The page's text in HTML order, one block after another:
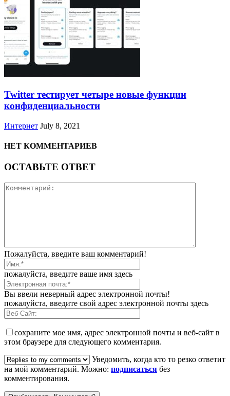
Twitter тестирует четыре новые функции
конфиденциальности
Интернет July 8, 2021
НЕТ КОММЕНТАРИЕВ
ОСТАВЬТЕ ОТВЕТ
Пожалуйста, введите ваш комментарий!
пожалуйста, введите ваше имя здесь
Вы ввели неверный адрес электронной почты!
пожалуйста, введите свой адрес электронной почты здесь
сохраните мое имя, адрес электронной почты и веб-сайт в
этом браузере для следующего комментария.
Уведомить, когда кто то резко ответит
на мой комментарий. Можно: подписаться без
комментирования.